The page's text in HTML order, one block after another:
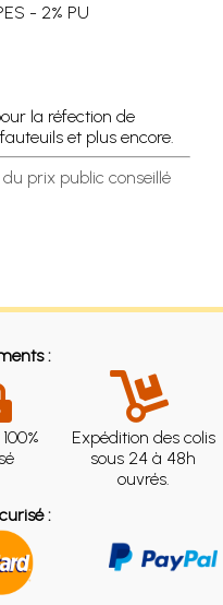
- 2% PU
la réfection de
et plus encore.
prix public conseillé
:
Expédition des colis
sous 24 à 48h
ouvrés.
: